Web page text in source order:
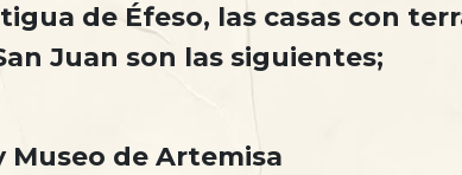
de Éfeso, las casas con
Juan son las siguientes;
Museo de Artemisa